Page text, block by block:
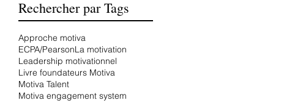
Rechercher par Tags
Approche motiva
ECPA/PearsonLa motivation
Leadership motivationnel
Livre foundateurs Motiva
Motiva Talent
Motiva engagement system